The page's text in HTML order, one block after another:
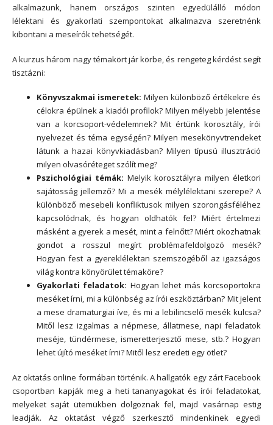
alkalmazunk, hanem országos szinten egyedülálló módon
lélektani és gyakorlati szempontokat alkalmazva szeretnénk
kibontani a meseírók tehetségét.
A kurzus három nagy témakört jár körbe, és rengeteg kérdést segít
tisztázni:
Könyvszakmai ismeretek: Milyen különböző értékekre és
célokra épülnek a kiadói profilok? Milyen mélyebb jelentése
van a korcsoport-védelemnek? Mit értünk korosztály, írói
nyelvezet és téma egységén? Milyen mesekönyvtrendeket
látunk a hazai könyvkiadásban? Milyen típusú illusztráció
milyen olvasóréteget szólít meg?
Pszichológiai témák: Melyik korosztályra milyen életkori
sajátosság jellemző? Mi a mesék mélylélektani szerepe? A
különböző mesebeli konfliktusok milyen szorongásféléhez
kapcsolódnak, és hogyan oldhatók fel? Miért értelmezi
másként a gyerek a mesét, mint a felnőtt? Miért okozhatnak
gondot a rosszul megírt problémafeldolgozó mesék?
Hogyan fest a gyereklélektan szemszögéből az igazságos
világ kontra könyörület témaköre?
Gyakorlati feladatok: Hogyan lehet más korcsoportokra
meséket írni, mi a különbség az írói eszköztárban? Mit jelent
a mese dramaturgiai íve, és mi a lebilincselő mesék kulcsa?
Mitől lesz izgalmas a népmese, állatmese, napi feladatok
meséje, tündérmese, ismeretterjesztő mese, stb.? Hogyan
lehet újító meséket írni? Mitől lesz eredeti egy ötlet?
Az oktatás online formában történik. A hallgatók egy zárt Facebook
csoportban kapják meg a heti tananyagokat és írói feladatokat,
melyeket saját ütemükben dolgoznak fel, majd vasárnap estig
leadják. Az oktatást végző szerkesztő mindenkinek egyedi